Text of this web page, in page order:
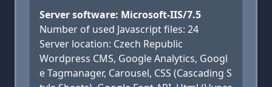
Server software: Microsoft-IIS/7.5
Number of used Javascript files: 24
Server location: Czech Republic
Wordpress CMS, Google Analytics, Googl
e Tagmanager, Carousel, CSS (Cascading S